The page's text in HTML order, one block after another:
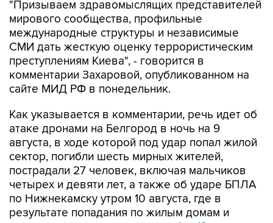
международные структуры и независимые
СМИ дать жесткую оценку террористическим
преступлениям Киева", - говорится в
комментарии Захаровой, опубликованном на
сайте МИД РФ в понедельник.
Как указывается в комментарии, речь идет об
августа, в ходе которой под удар попал жилой
сектор, погибли шесть мирных жителей,
пострадали 27 человек, включая мальчиков
четырех и девяти лет, а также об ударе БПЛА
по Нижнекамску утром 10 августа, где в
результате попадания по жилым домам и
промышленным зданиямипогибли 13 человек
39 были ранены.